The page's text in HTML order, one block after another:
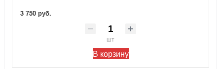
3 750 руб.
шт
В корзину